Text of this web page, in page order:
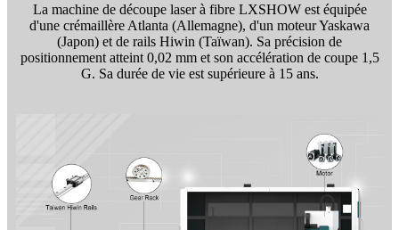
La machine de découpe laser à fibre LXSHOW est équipée
d'une crémaillère Atlanta (Allemagne), d'un moteur Yaskawa
(Japon) et de rails Hiwin (Taïwan). Sa précision de
positionnement atteint 0,02 mm et son accélération de coupe 1,5
G. Sa durée de vie est supérieure à 15 ans.